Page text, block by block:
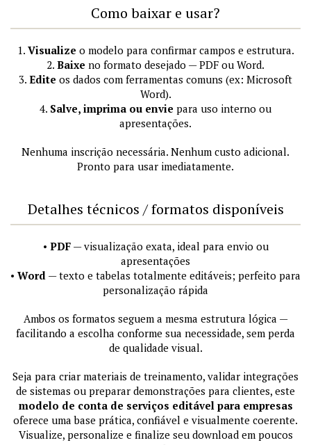
Como baixar e usar?
1. Visualize o modelo para confirmar campos e estrutura.
2. Baixe no formato desejado — PDF ou Word.
3. Edite os dados com ferramentas comuns (ex: Microsoft
Word).
4. Salve, imprima ou envie para uso interno ou
apresentações.
Nenhuma inscrição necessária. Nenhum custo adicional.
Pronto para usar imediatamente.
Detalhes técnicos / formatos disponíveis
• PDF— visualização exata, ideal para envio ou
apresentações
• Word — texto e tabelas totalmente editáveis; perfeito para
personalização rápida
Ambos os formatos seguem a mesma estrutura lógica —
facilitando a escolha conforme sua necessidade, sem perda
de qualidade visual.
Seja para criar materiais de treinamento, validar integrações
de sistemas ou preparar demonstrações para clientes, este
modelo de conta de serviços editável para empresas
oferece uma base prática, confiável e visualmente coerente.
Visualize, personalize e finalize seu download em poucos